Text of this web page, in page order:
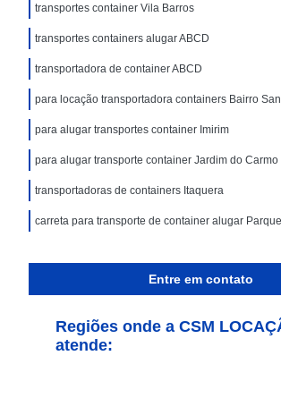
transportes container Vila Barros
transportes containers alugar ABCD
transportadora de container ABCD
para locação transportadora containers Bairro
para alugar transportes container Imirim
para alugar transporte container Jardim do Carmo
transportadoras de containers Itaquera
carreta para transporte de container alugar
Entre em contato
Regiões onde a CSM
atende: